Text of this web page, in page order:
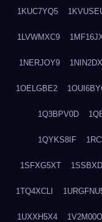
1KUC7YQ5
1LVWMXC9
1NERJOY9
1OELGBE2
1Q3BPV0D
1QYKS8IF
1SFXG5XT
1TQ4XCLI
1UXXH5X4